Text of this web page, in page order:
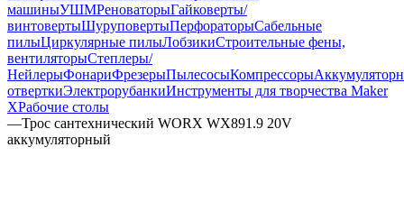
машиныУШМРеноваторыГайковерты/
винтовертыШуруповертыПерфораторыСабельные
пилыЦиркулярные пилыЛобзикиСтроительные фены,
вентиляторыСтеплеры/
НейлерыФонариФрезерыПылесосыКомпрессоры
отверткиЭлектрорубанкиИнструменты для творчества Maker
XРабочие столы
—Трос сантехнический WORX WX891.9 20V
аккумуляторный